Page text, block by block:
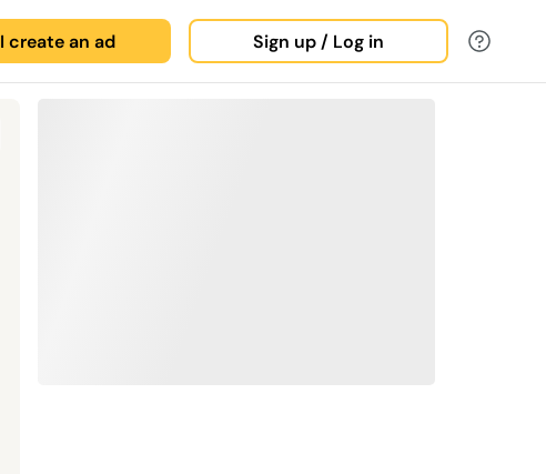
I create an ad Sign up / Log in